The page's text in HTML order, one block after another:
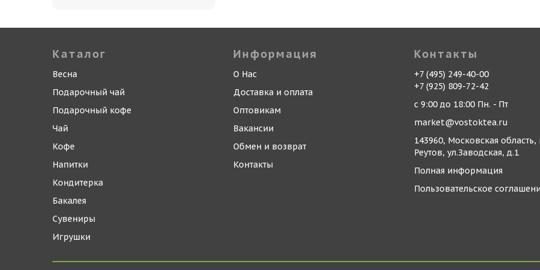
Каталог
Весна
Подарочный чай
Подарочный кофе
Чай
Кофе
Напитки
Кондитерка
Бакалея
Сувениры
Игрушки
Информация
О Нас
Доставка и оплата
Оптовикам
Вакансии
Обмен и возврат
Контакты
Контакты
+7 (495) 249-40-00
+7 (925) 809-72-42
с 9:00 до 18:00 Пн. - Пт
market@vostoktea.ru
143960, Московская область,
Реутов, ул.Заводская, д.1
Полная информация
Пользовательское